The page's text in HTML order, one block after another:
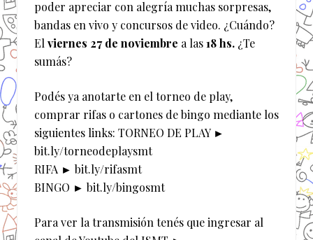
poder apreciar con alegría muchas sorpresas,
bandas en vivo y concursos de video. ¿Cuándo?
El viernes 27 de noviembre a las18 hs. ¿Te
sumás?
Podés ya anotarte en el torneo de play,
comprar rifas o cartones de bingo mediante los
siguientes links: TORNEO DE PLAY ►
bit.ly/torneodeplaysmt
RIFA ► bit.ly/rifasmt
BINGO ► bit.ly/bingosmt
Para ver la transmisión tenés que ingresar al